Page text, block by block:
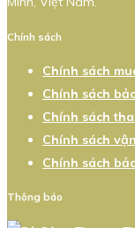
Chính sách
Chính sách
Chính sách
Chính sách
Chính sách
Chính sách
Thông báo